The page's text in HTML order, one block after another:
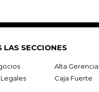
LAS SECCIONES
Alta Gerencia
Caja Fuerte